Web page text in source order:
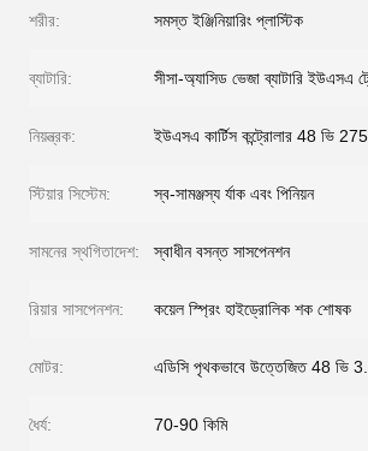
শরীর: সমস্ত ইঞ্জিনিয়ারিং প্লাস্টিক
ব্যাটারি: সীসা-অ্যাসিড ভেজা ব্যাটারি ইউএসএ
নিয়ন্ত্রক: ইউএসএ কার্টিস কন্ট্রোলার 48 ভি
স্টিয়ার সিস্টেম: স্ব-সামঞ্জস্য র্যাক এবং পিনিয়ন
সামনের স্থগিতাদেশ: স্বাধীন বসন্ত সাসপেনশন
রিয়ার সাসপেনশন: কয়েল স্প্রিং হাইড্রোলিক শক শোষক
মোটর: এডিসি পৃথকভাবে উত্তেজিত 48 ভি
ধৈর্য: 70-90 কিমি